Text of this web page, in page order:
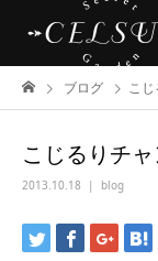
ブログ こ
こじるりチ
2013.10.18 blog